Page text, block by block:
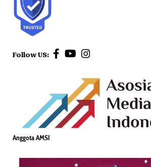
Follow US:
Anggota AMSI